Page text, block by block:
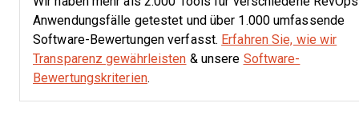
Anwendungsfälle getestet und über 1.000 umfassende
Software-Bewertungen verfasst. Erfahren Sie, wie wir
Transparenz gewährleisten & unsere Software-
Bewertungskriterien.